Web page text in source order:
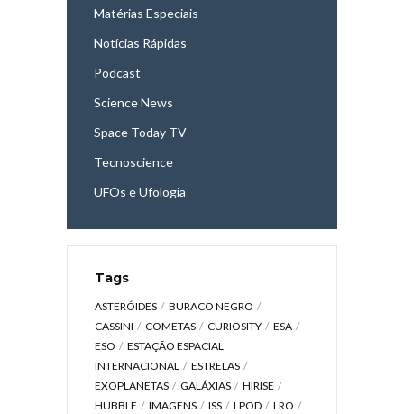
Matérias Especiais
Notícias Rápidas
Podcast
Science News
Space Today TV
Tecnoscience
UFOs e Ufologia
Tags
ASTERÓIDES
BURACO NEGRO
CASSINI
COMETAS CURIOSITY
ESA
ESO
ESTAÇÃO ESPACIAL
INTERNACIONAL
ESTRELAS
EXOPLANETAS
GALÁXIAS
HIRISE
HUBBLE
IMAGENS ISS LPOD
LRO